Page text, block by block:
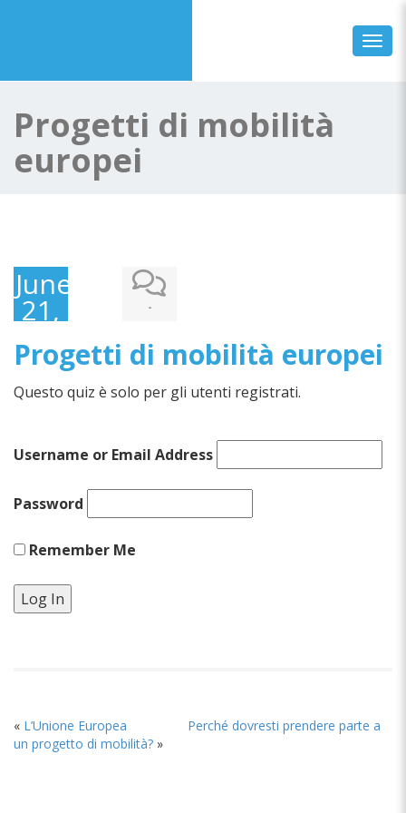
Progetti di mobilità
europei
June
21,
2018
-
Progetti di mobilità europei
Questo quiz è solo per gli utenti registrati.
Username or Email Address
Password
Remember Me
« L’Unione Europea
Perché dovresti prendere parte a
un progetto di mobilità? »